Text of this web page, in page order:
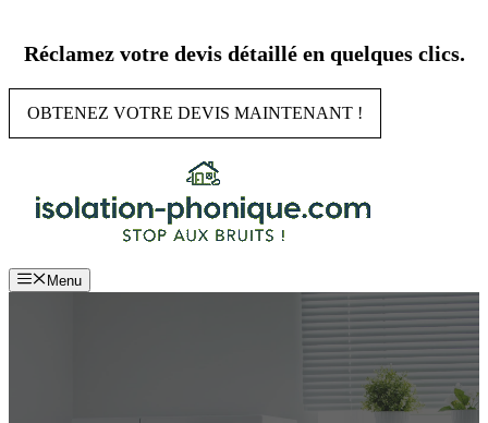
contenu
Réclamez votre devis détaillé en quelques clics.
OBTENEZ VOTRE DEVIS MAINTENANT !
Menu